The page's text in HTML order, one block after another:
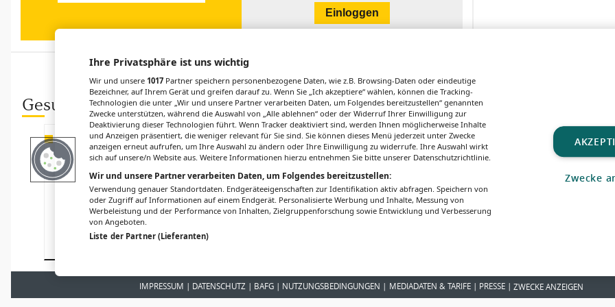
Gesund.at entdecken
STUDIE
Reduzierte
Weinportionen
auf
Speisekarten
führen zu
geringerem
Alkoholkonsum
FORSCHUNG
Neuer
therapeutischer
Angriffspunkt
für
Prostatakrebs
FORSCHUNG
Schwerer
Verlauf von
COVID-19:
Sterblichkeit
durch Therapie
FORSCHUNG
Speiseröhrenkre
Technologie
ermöglicht
IMPRESSUM DATENSCHUTZ BAFG NUTZUNGSBEDINGUNGEN MEDIADATEN & TARIFE PRESSE ZWECKE ANZEIGEN
Ihre Privatsphäre ist uns wichtig
Wir und unsere 1017 Partner speichern personenbezogene Daten, wie z.B. Browsing-Daten oder eindeutige
Bezeichner, auf Ihrem Gerät und greifen darauf zu. Wenn Sie „Ich akzeptiere“ wählen, können die Tracking-
Technologien die unter „Wir und unsere Partner verarbeiten Daten, um Folgendes bereitzustellen“ genannten
Zwecke unterstützen, während die Auswahl von „Alle ablehnen“ oder der Widerruf Ihrer Einwilligung zur
Deaktivierung dieser Technologien führt. Wenn Tracker deaktiviert sind, werden Ihnen möglicherweise Inhalte
und Anzeigen präsentiert, die weniger relevant für Sie sind. Sie können dieses Menü jederzeit unter Zwecke
anzeigen erneut aufrufen, um Ihre Auswahl zu ändern oder Ihre Einwilligung zu widerrufe. Ihre Auswahl wirkt
sich auf unsere/n Website aus. Weitere Informationen hierzu entnehmen Sie bitte unserer Datenschutzrichtlinie.
Wir und unsere Partner verarbeiten Daten, um Folgendes bereitzustellen:
Verwendung genauer Standortdaten. Endgeräteeigenschaften zur Identifikation aktiv abfragen. Speichern von
oder Zugriff auf Informationen auf einem Endgerät. Personalisierte Werbung und Inhalte, Messung von
Werbeleistung und der Performance von Inhalten, Zielgruppenforschung sowie Entwicklung und Verbesserung
von Angeboten.
Liste der Partner (Lieferanten)
Zwecke